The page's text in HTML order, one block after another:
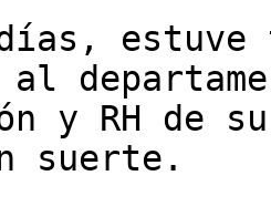
estuve
y RH de
suerte.